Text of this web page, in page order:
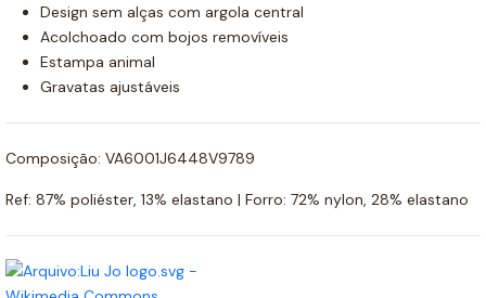
Design sem alças com argola central
Acolchoado com bojos removíveis
Estampa animal
Gravatas ajustáveis
Composição: VA6001J6448V9789
Ref: 87% poliéster, 13% elastano | Forro: 72% nylon, 28% elastano